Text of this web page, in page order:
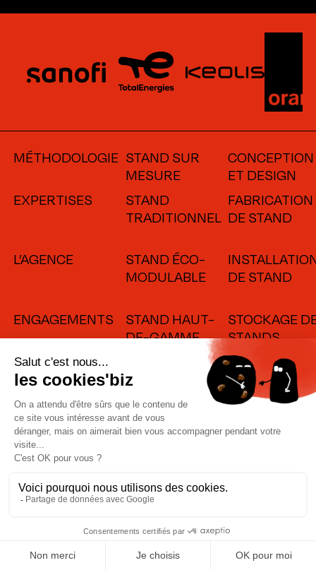
SCORE ÉCO-INDEX : A+
ÉMISSIONS CO₂ : 0.04G DE CO₂/VUE
LE GUIDE !
MÉTHODOLOGIE
EXPERTISES
L’AGENCE
ENGAGEMENTS
CONTACT
STAND SUR
MESURE
STAND
TRADITIONNEL
STAND ÉCO-
MODULABLE
STAND HAUT-
DE-GAMME
STAND POUR
SALON
CONCEPTION
ET DESIGN
FABRICATION
DE STAND
DE STAND
STOCKAGE
STANDS
LOCATION DE
STAND
RECRUTEMENT